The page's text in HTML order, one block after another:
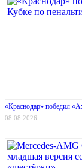
«Краснодар» победил
08.08.2026